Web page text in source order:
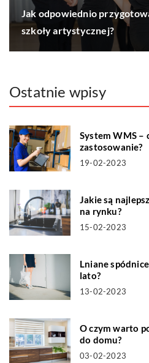
Jak odpowiednio
szkoły artystycznej?
Ostatnie wpisy
System WMS –
zastosowanie?
19-02-2023
Jakie są
na rynku?
15-02-2023
Lniane
lato?
13-02-2023
O czym warto
do domu?
03-02-2023